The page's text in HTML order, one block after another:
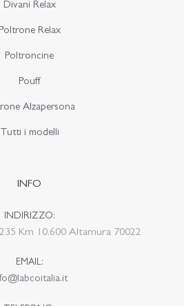
Divani Relax
Poltrone Relax
Poltroncine
Pouff
Alzapersona
Tutti i modelli
INFO
INDIRIZZO:
Km 10.600 Altamura 70022
EMAIL: